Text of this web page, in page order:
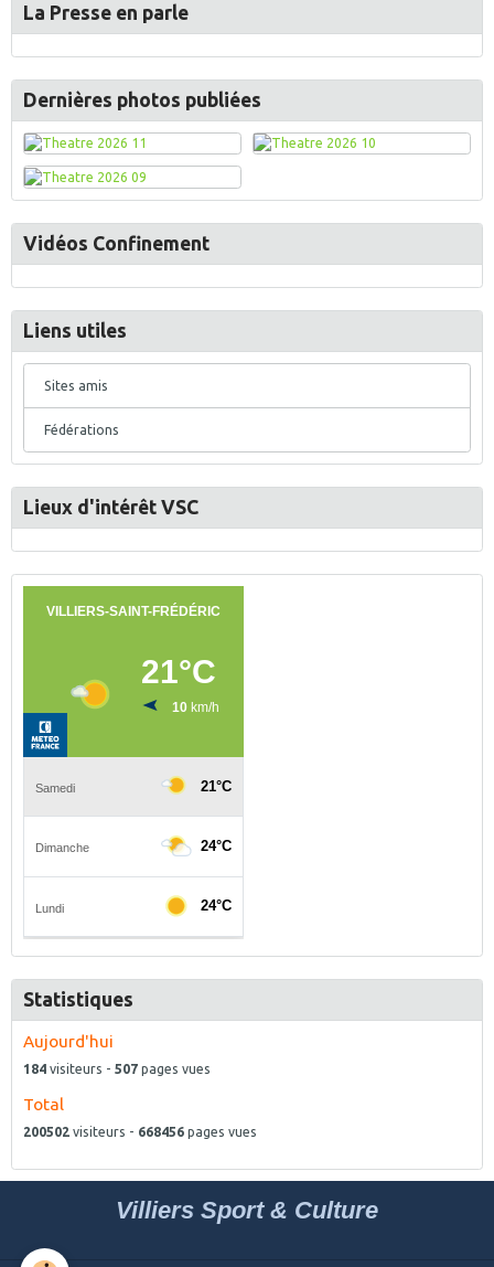
La Presse en parle
Dernières photos publiées
Vidéos Confinement
Liens utiles
Sites amis
Fédérations
Lieux d'intérêt VSC
Statistiques
Aujourd'hui
184 visiteurs - 507 pages vues
Total
200502 visiteurs - 668456 pages vues
Villiers Sport & Culture